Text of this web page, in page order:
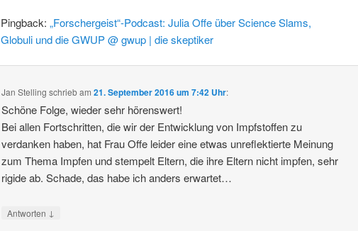
Pingback:„Forschergeist“-Podcast: Julia Offe über Science Slams,
Globuli und die GWUP @ gwup | die skeptiker
Jan Stelling schriebam21. September 2016 um 7:42 Uhr:
Schöne Folge, wieder sehr hörenswert!
Bei allen Fortschritten, die wir der Entwicklung von Impfstoffen zu
verdanken haben, hat Frau Offe leider eine etwas unreflektierte Meinung
zum Thema Impfen und stempelt Eltern, die ihre Eltern nicht impfen, sehr
rigide ab. Schade, das habe ich anders erwartet…
Antworten ↓